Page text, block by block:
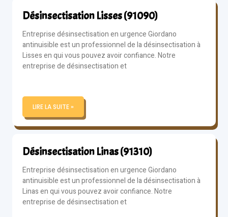
Désinsectisation Lisses (91090)
Entreprise désinsectisation en urgence Giordano
antinuisible est un professionnel de la désinsectisation à
Lisses en qui vous pouvez avoir confiance. Notre
entreprise de désinsectisation et
LIRE LA SUITE »
Désinsectisation Linas (91310)
Entreprise désinsectisation en urgence Giordano
antinuisible est un professionnel de la désinsectisation à
Linas en qui vous pouvez avoir confiance. Notre
entreprise de désinsectisation et